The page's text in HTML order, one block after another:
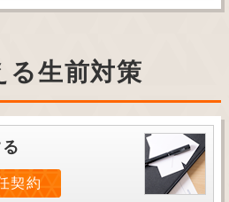
る生前対策
契約